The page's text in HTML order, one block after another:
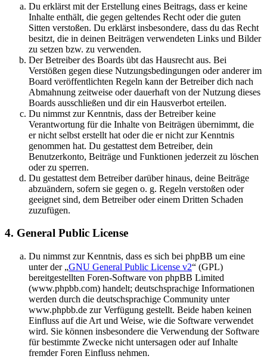
Du erklärst mit der Erstellung eines Beitrags, dass er keine
Inhalte enthält, die gegen geltendes Recht oder die guten
Sitten verstoßen. Du erklärst insbesondere, dass du das Recht
besitzt, die in deinen Beiträgen verwendeten Links und Bilder
zu setzen bzw. zu verwenden.
Der Betreiber des Boards übt das Hausrecht aus. Bei
Verstößen gegen diese Nutzungsbedingungen oder anderer im
Board veröffentlichten Regeln kann der Betreiber dich nach
Abmahnung zeitweise oder dauerhaft von der Nutzung dieses
Boards ausschließen und dir ein Hausverbot erteilen.
Du nimmst zur Kenntnis, dass der Betreiber keine
Verantwortung für die Inhalte von Beiträgen übernimmt, die
er nicht selbst erstellt hat oder die er nicht zur Kenntnis
genommen hat. Du gestattest dem Betreiber, dein
Benutzerkonto, Beiträge und Funktionen jederzeit zu löschen
oder zu sperren.
Du gestattest dem Betreiber darüber hinaus, deine Beiträge
abzuändern, sofern sie gegen o. g. Regeln verstoßen oder
geeignet sind, dem Betreiber oder einem Dritten Schaden
zuzufügen.
4. General Public License
Du nimmst zur Kenntnis, dass es sich bei phpBB um eine
unter der „GNU General Public License v2“ (GPL)
bereitgestellten Foren-Software von phpBB Limited
(www.phpbb.com) handelt; deutschsprachige Informationen
werden durch die deutschsprachige Community unter
www.phpbb.de zur Verfügung gestellt. Beide haben keinen
Einfluss auf die Art und Weise, wie die Software verwendet
wird. Sie können insbesondere die Verwendung der Software
für bestimmte Zwecke nicht untersagen oder auf Inhalte
fremder Foren Einfluss nehmen.